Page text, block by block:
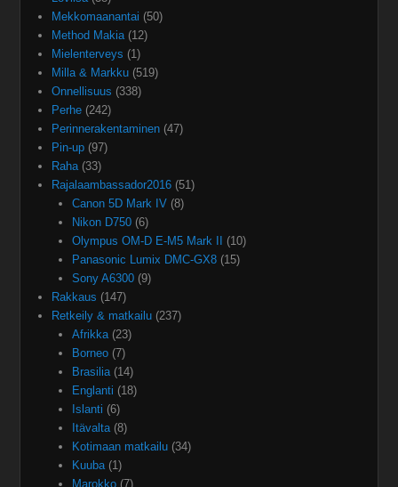
Mekkomaanantai (50)
Method Makia(12)
Mielenterveys (1)
Milla & Markku (519)
Onnellisuus (338)
Perhe (242)
Perinnerakentaminen (47)
Pin-up (97)
Raha(33)
Rajalaambassador2016 (51)
Canon 5D Mark IV(8)
Nikon D750(6)
Olympus OM-D E-M5 Mark II
(10)
Panasonic Lumix DMC-GX8(15)
Sony A6300(9)
Rakkaus (147)
Retkeily & matkailu (237)
Afrikka(23)
Borneo(7)
Brasilia(14)
Englanti (18)
Islanti (6)
Itävalta(8)
Kotimaan matkailu(34)
Kuuba(1)
Marokko(7)